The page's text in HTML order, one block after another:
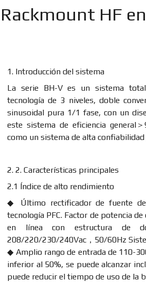
HF
1. Introducción del sistema
La serie BH-V es un sistema
tecnología de 3 niveles, doble
sinusoidal pura 1/1 fase, con un
este sistema de eficiencia general
como un sistema de alta confiabilidad
2. 2. Características principales
2.1 Índice de alto rendimiento
◆ Último rectificador de fuente
tecnología PFC. Factor de potencia
en línea con estructura de
208/220/230/240Vac，50/60Hz
◆ Amplio rango de entrada de 110-
inferior al 50%, se puede alcanzar
puede reducir el tiempo de uso de la